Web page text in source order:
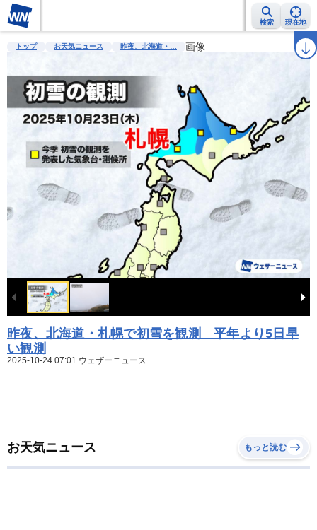
検索 現在地
雨雲レーダー 台風情報 地震情報 警報・注意報 ラ
トップ お天気ニュース 昨夜、北海道・… 画像
昨夜、北海道・札幌で初雪を観測 平年より5日早
い観測
2025-10-24 07:01 ウェザーニュース
お天気ニュース もっと読む